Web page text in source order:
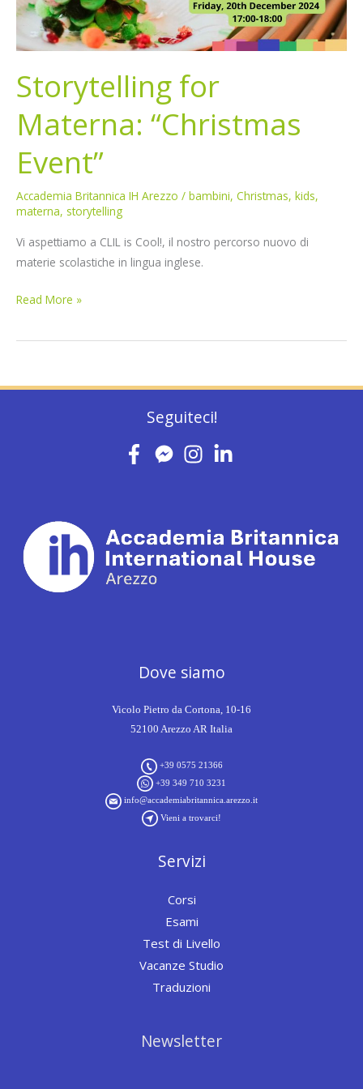
Storytelling for
Materna: “Christmas
Event”
Accademia Britannica IH Arezzo / bambini, Christmas, kids,
materna, storytelling
Vi aspettiamo a CLIL is Cool!, il nostro percorso nuovo di
materie scolastiche in lingua inglese.
Read More »
Seguiteci!
Dove siamo
Vicolo Pietro da Cortona, 10-16
52100 Arezzo AR Italia
+39 0575 21366
+39 349 710 3231
info@accademiabritannica.arezzo.it
Vieni a trovarci!
Servizi
Corsi
Esami
Test di Livello
Vacanze Studio
Traduzioni
Newsletter